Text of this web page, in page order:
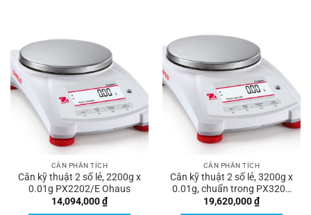
CÂN PHÂN TÍCH
Cân kỹ thuật 2 số lẻ, 2200g x
0.01g PX2202/E Ohaus
14,094,000₫
CÂN PHÂN TÍCH
Cân kỹ thuật 2 số lẻ, 3200g x
0.01g, chuẩn trong PX3202
Ohaus
19,620,000₫